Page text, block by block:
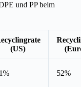
und PP beim
(US)
52%